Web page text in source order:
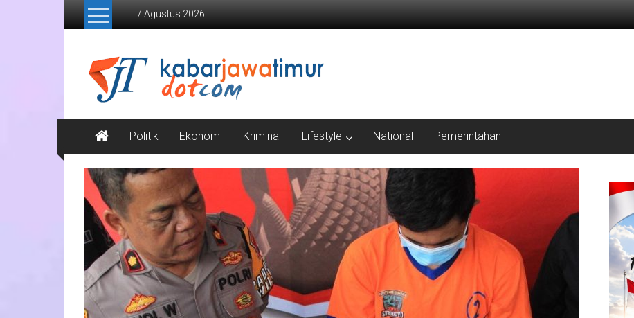
Lompat
7 Agustus 2026
Kabar
Jawa
Timur
Media
Online
Jawa
Timur
Politik Ekonomi Kriminal Lifestyle National Pemerintahan